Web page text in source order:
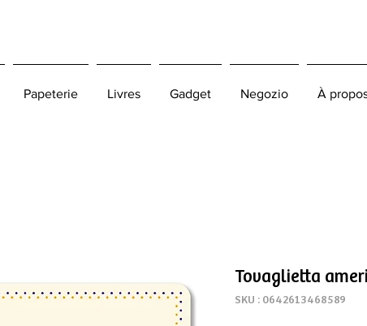
Papeterie Livres Gadget Negozio À
Tovaglietta
SKU : 0642613468589